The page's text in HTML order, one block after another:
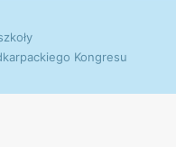
Kongresu